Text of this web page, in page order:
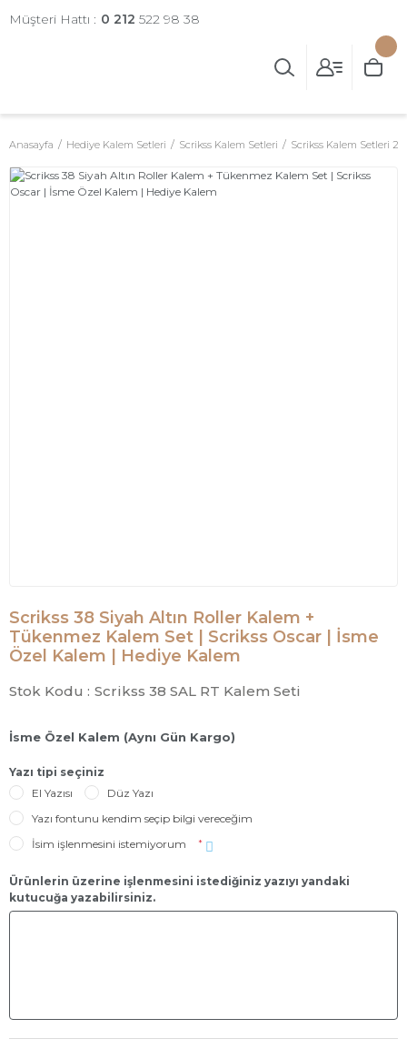
Müşteri Hattı : 0 212 522 98 38
Anasayfa Hediye Kalem Setleri Scrikss Kalem Setleri Scrikss Kalem Setleri 2'li
Scrikss 38 Siyah Altın Roller Kalem +
Tükenmez Kalem Set | Scrikss Oscar | İsme
Özel Kalem | Hediye Kalem
Stok Kodu : Scrikss 38 SAL RT Kalem Seti
İsme Özel Kalem (Aynı Gün Kargo)
Yazı tipi seçiniz
El Yazısı
Düz Yazı
Yazı fontunu kendim seçip bilgi vereceğim
İsim işlenmesini istemiyorum
*
Ürünlerin üzerine işlenmesini istediğiniz yazıyı yandaki
kutucuğa yazabilirsiniz.